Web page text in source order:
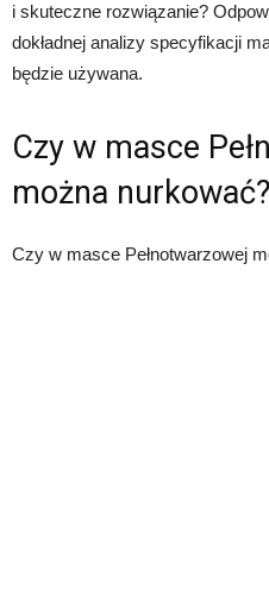
i skuteczne rozwiązanie?
dokładnej analizy specyfikacji
będzie używana.
Czy w masce
można nurkować?
Czy w masce Pełnotwarzowej